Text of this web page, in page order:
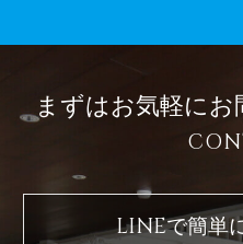
まずはお気軽にお
LINEで簡単